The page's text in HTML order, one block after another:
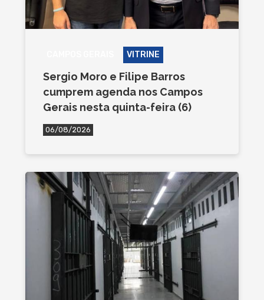
VITRINE
Sergio Moro e Filipe Barros
cumprem agenda nos Campos
Gerais nesta quinta-feira (6)
06/08/2026